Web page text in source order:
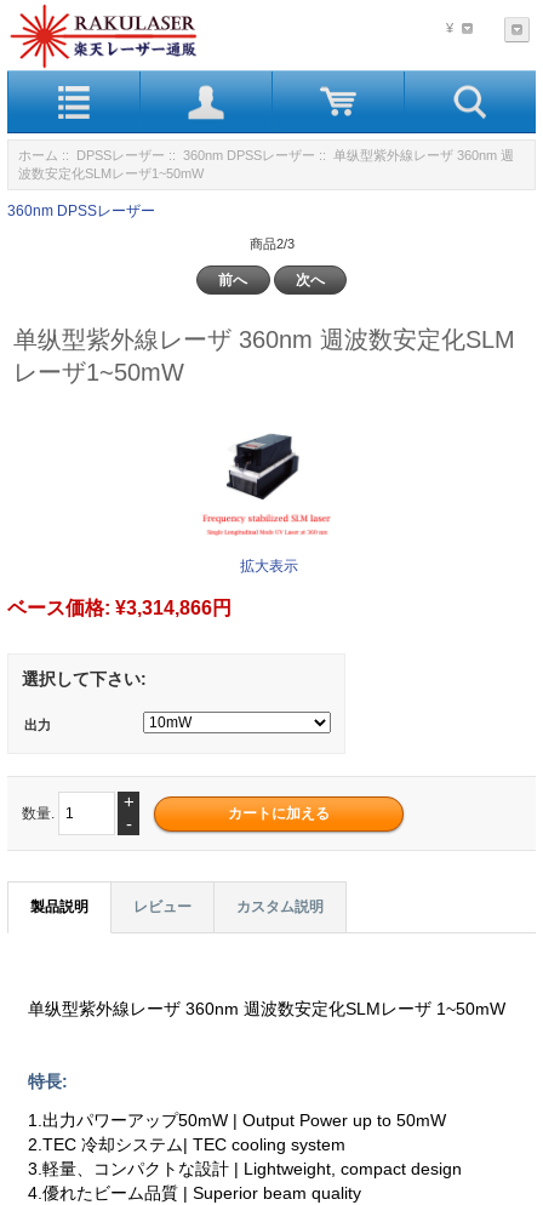
¥
ホーム :: DPSSレーザー :: 360nm DPSSレーザー :: 单纵型紫外線レーザ 360nm 週
波数安定化SLMレーザ1~50mW
360nm DPSSレーザー
商品2/3
前へ 次へ
单纵型紫外線レーザ 360nm 週波数安定化SLM
レーザ1~50mW
拡大表示
ベース価格: ¥3,314,866円
選択して下さい:
出力
数量.
+
-
製品説明 レビュー カスタム説明
单纵型紫外線レーザ 360nm 週波数安定化SLMレーザ 1~50mW
特長:
1.出力パワーアップ50mW | Output Power up to 50mW
2.TEC 冷却システム| TEC cooling system
3.軽量、コンパクトな設計 | Lightweight, compact design
4.優れたビーム品質 | Superior beam quality